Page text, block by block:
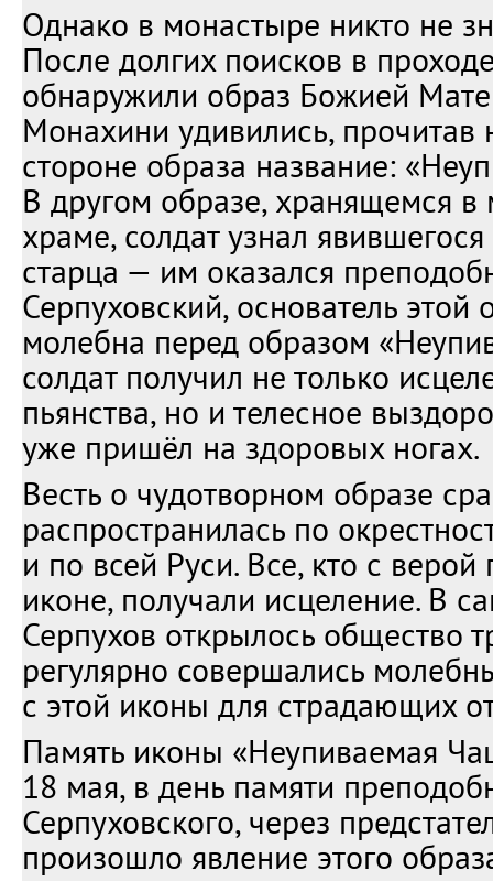
Однако в монастыре никто не
После долгих поисков в
обнаружили образ Божией
Монахини удивились, прочитав
стороне образа название:
В другом образе, хранящемся
храме, солдат узнал
старца — им оказался
Серпуховский, основатель этой
молебна перед образом
солдат получил не только
пьянства, но и телесное
уже пришёл на здоровых ногах.
Весть о чудотворном образе
распространилась по
и по всей Руси. Все, кто с верой
иконе, получали исцеление. В
Серпухов открылось общество
регулярно совершались
с этой иконы для страдающих
Память иконы «Неупиваемая
18 мая, в день памяти
Серпуховского, через
произошло явление этого